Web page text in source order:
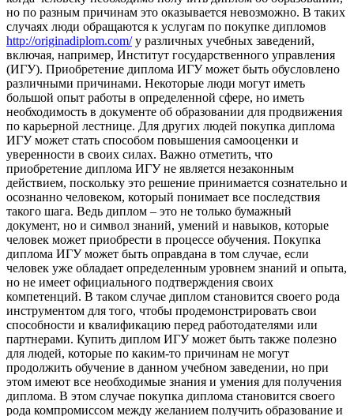
но по разным причинам это оказывается невозможно. В таких
случаях люди обращаются к услугам по покупке дипломов
http://originadiplom.com/у различных учебных заведений,
включая, например, Институт государственного управления
(ИГУ). Приобретение диплома ИГУ может быть обусловлено
различными причинами. Некоторые люди могут иметь
большой опыт работы в определенной сфере, но иметь
необходимость в документе об образовании для продвижения
по карьерной лестнице. Для других людей покупка диплома
ИГУ может стать способом повышения самооценки и
уверенности в своих силах. Важно отметить, что
приобретение диплома ИГУ не является незаконным
действием, поскольку это решение принимается сознательно и
осознанно человеком, который понимает все последствия
такого шага. Ведь диплом – это не только бумажный
документ, но и символ знаний, умений и навыков, которые
человек может приобрести в процессе обучения. Покупка
диплома ИГУ может быть оправдана в том случае, если
человек уже обладает определенным уровнем знаний и опыта,
но не имеет официального подтверждения своих
компетенций. В таком случае диплом становится своего рода
инструментом для того, чтобы продемонстрировать свои
способности и квалификацию перед работодателями или
партнерами. Купить диплом ИГУ может быть также полезно
для людей, которые по каким-то причинам не могут
продолжить обучение в данном учебном заведении, но при
этом имеют все необходимые знания и умения для получения
диплома. В этом случае покупка диплома становится своего
рода компромиссом между желанием получить образование и